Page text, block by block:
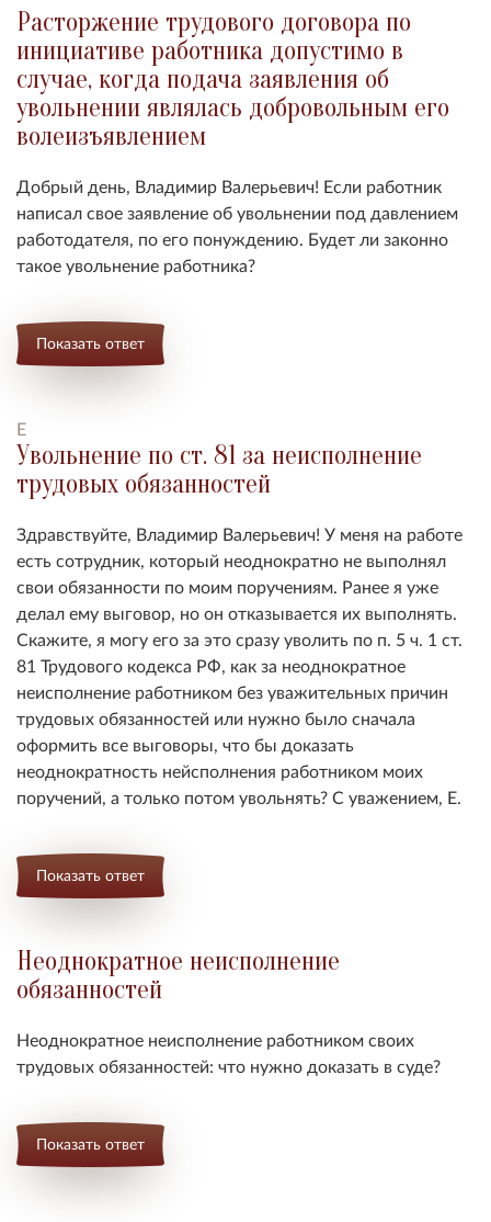
Расторжение трудового договора по
инициативе работника допустимо в
случае, когда подача заявления об
увольнении являлась добровольным его
волеизъявлением
Добрый день, Владимир Валерьевич! Если работник
написал свое заявление об увольнении под давлением
работодателя, по его понуждению. Будет ли законно
такое увольнение работника?
Показать ответ
Е
Увольнение по ст. 81 за неисполнение
трудовых обязанностей
Здравствуйте, Владимир Валерьевич! У меня на работе
есть сотрудник, который неоднократно не выполнял
свои обязанности по моим поручениям. Ранее я уже
делал ему выговор, но он отказывается их выполнять.
Скажите, я могу его за это сразу уволить по п. 5 ч. 1 ст.
81 Трудового кодекса РФ, как за неоднократное
неисполнение работником без уважительных причин
трудовых обязанностей или нужно было сначала
оформить все выговоры, что бы доказать
неоднократность нейсполнения работником моих
поручений, а только потом увольнять? С уважением, Е.
Показать ответ
Неоднократное неисполнение
обязанностей
Неоднократное неисполнение работником своих
трудовых обязанностей: что нужно доказать в суде?
Показать ответ